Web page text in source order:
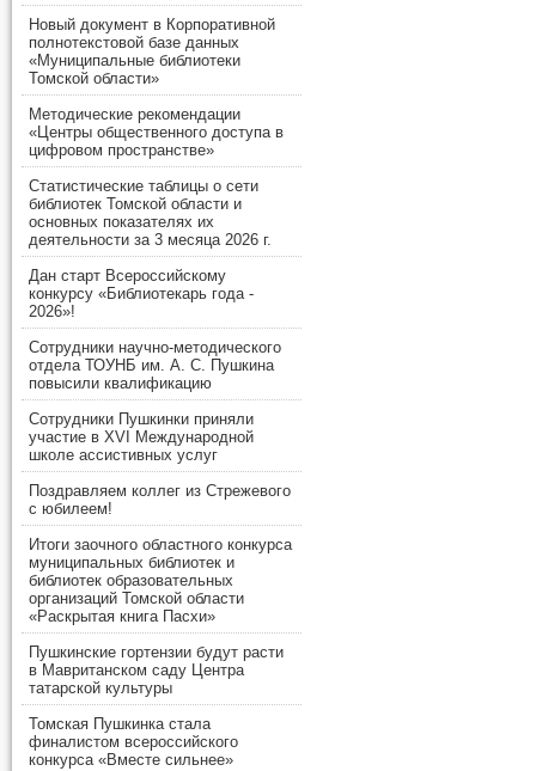
Новый документ в Корпоративной
полнотекстовой базе данных
«Муниципальные библиотеки
Томской области»
Методические рекомендации
«Центры общественного доступа в
цифровом пространстве»
Статистические таблицы о сети
библиотек Томской области и
основных показателях их
деятельности за 3 месяца 2026 г.
Дан старт Всероссийскому
конкурсу «Библиотекарь года -
2026»!
Сотрудники научно-методического
отдела ТОУНБ им. А. С. Пушкина
повысили квалификацию
Сотрудники Пушкинки приняли
участие в XVI Международной
школе ассистивных услуг
Поздравляем коллег из Стрежевого
с юбилеем!
Итоги заочного областного конкурса
муниципальных библиотек и
библиотек образовательных
организаций Томской области
«Раскрытая книга Пасхи»
Пушкинские гортензии будут расти
в Мавританском саду Центра
татарской культуры
Томская Пушкинка стала
финалистом всероссийского
конкурса «Вместе сильнее»